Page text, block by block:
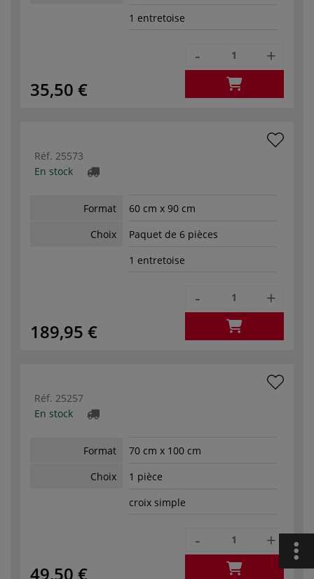
1 entretoise
35,50 €
- +
Réf. 25573
En stock
Format
60 cm x 90 cm
Choix
Paquet de 6 pièces
1 entretoise
189,95 €
- +
Réf. 25257
En stock
Format
70 cm x 100 cm
Choix
1 pièce
croix simple
49,50 €
- +